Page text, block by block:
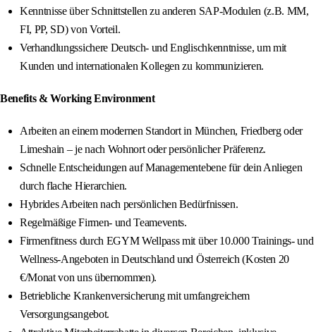
Kenntnisse über Schnittstellen zu anderen SAP‑Modulen (z.B. MM,
FI, PP, SD) von Vorteil.
Verhandlungssichere Deutsch- und Englischkenntnisse, um mit
Kunden und internationalen Kollegen zu kommunizieren.
Benefits & Working Environment
Arbeiten an einem modernen Standort in München, Friedberg oder
Limeshain – je nach Wohnort oder persönlicher Präferenz.
Schnelle Entscheidungen auf Managementebene für dein Anliegen
durch flache Hierarchien.
Hybrides Arbeiten nach persönlichen Bedürfnissen.
Regelmäßige Firmen- und Teamevents.
Firmenfitness durch EGYM Wellpass mit über 10.000 Trainings‑ und
Wellness‑Angeboten in Deutschland und Österreich (Kosten 20
€/Monat von uns übernommen).
Betriebliche Krankenversicherung mit umfangreichem
Versorgungsangebot.